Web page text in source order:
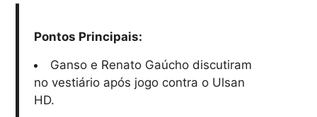
Pontos Principais:
Ganso e Renato Gaúcho discutiram
no vestiário após jogo contra o Ulsan
HD.